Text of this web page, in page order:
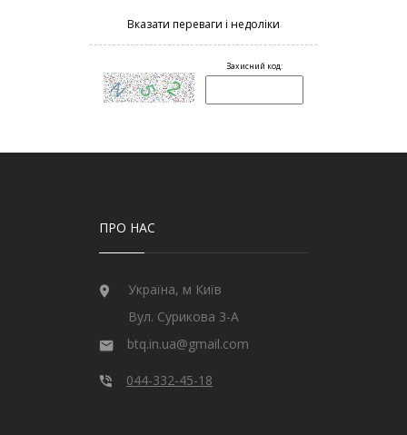
ПРО НАС
Україна, м Київ
Вул. Сурикова 3-А
btq.in.ua@gmail.com
044-332-45-18